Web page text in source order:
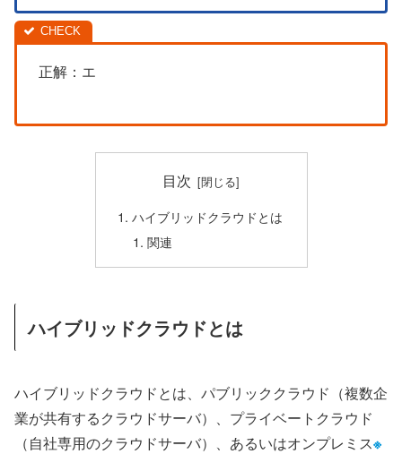
正解：エ
目次
ハイブリッドクラウドとは
関連
ハイブリッドクラウドとは
ハイブリッドクラウドとは、パブリッククラウド（複数企
業が共有するクラウドサーバ）、プライベートクラウド
（自社専用のクラウドサーバ）、あるいはオンプレミス※